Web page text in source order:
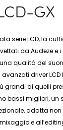
GX
serie LCD, la
da Audeze e
qualità del
driver
grandi di quelli
bassi migliori, un
adatta
e